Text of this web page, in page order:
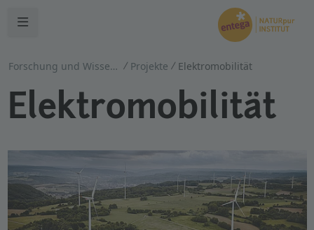
Forschung und Wissenstransfer Projekte Elektromobilität
Elektromobilität